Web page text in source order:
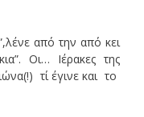
από την από κει
Οι… Ιέρακες της
τί έγινε και το